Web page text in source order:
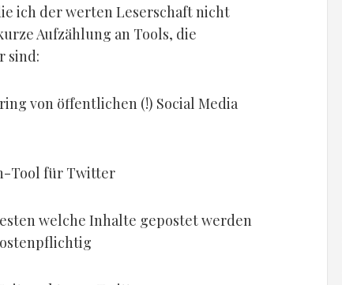
ich der werten Leserschaft nicht
Aufzählung an Tools, die
sind:
von öffentlichen (!) Social Media
Tool für Twitter
welche Inhalte gepostet werden